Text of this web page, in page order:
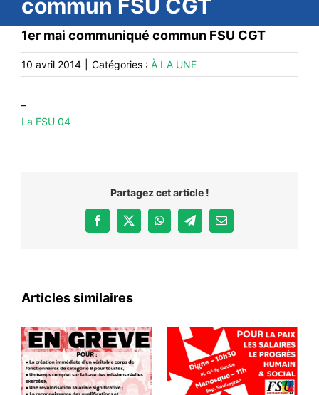
LES UNES
#ACTUALITÉS
LA FSU 04
#VOS ÉLUES
#FORMATION
#PRESSE
#ARCHIVES
commun FSU CGT
1er mai communiqué commun FSU CGT
10 avril 2014 Catégories : À LA UNE
–
La FSU 04
Partagez cet article !
Facebook
X WhatsAppTelegramEmail
Articles similaires